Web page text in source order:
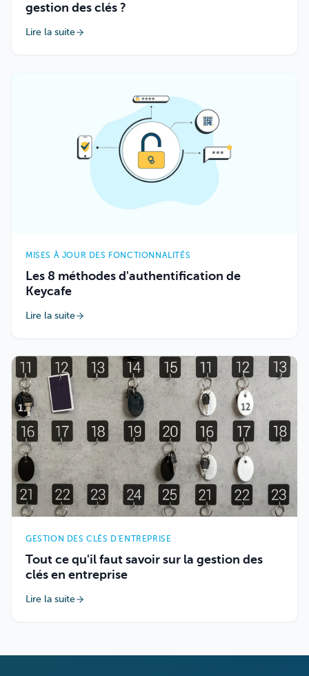
gestion des clés ?
Lire la suite
MISES À JOUR DES FONCTIONNALITÉS
Les 8 méthodes d'authentification de
Keycafe
Lire la suite
GESTION DES CLÉS D'ENTREPRISE
Tout ce qu'il faut savoir sur la gestion des
clés en entreprise
Lire la suite